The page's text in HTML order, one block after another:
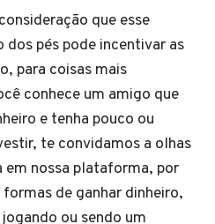
que esse
pés pode incentivar as
para coisas mais
conhece um amigo que
e tenha pouco ou
te convidamos a olhas
em nossa plataforma, por
de ganhar dinheiro,
ou sendo um